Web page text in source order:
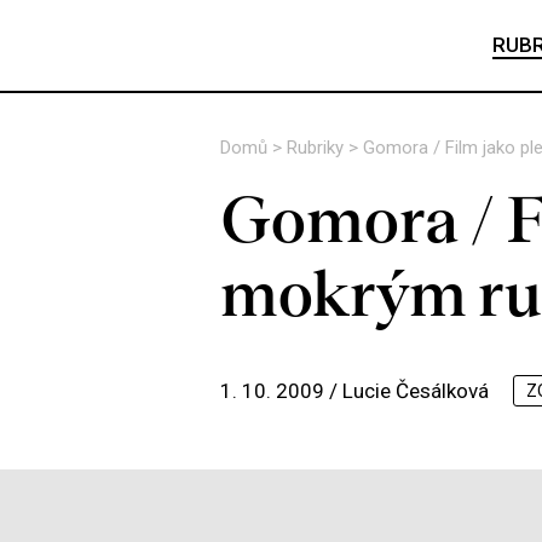
Domů > Rubriky > Gomora / Film jako
Gomora /
mokrým
1. 10. 2009 / Lucie Česálková